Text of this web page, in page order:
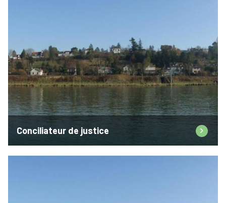
Conciliateur de justice